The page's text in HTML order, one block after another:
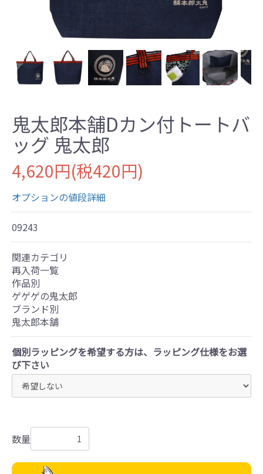
鬼太郎本舗Dカン付トートバ
ッグ 鬼太郎
4,620円(税420円)
オプションの値段詳細
09243
関連カテゴリ
再入荷一覧
作品別
ゲゲゲの鬼太郎
ブランド別
鬼太郎本舗
個別ラッピングを希望する方は、ラッピング仕様をお選
び下さい
数量